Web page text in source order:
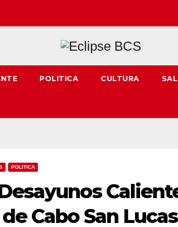
POLITICA CULTURA
POLITICA
Cabo San Lucas